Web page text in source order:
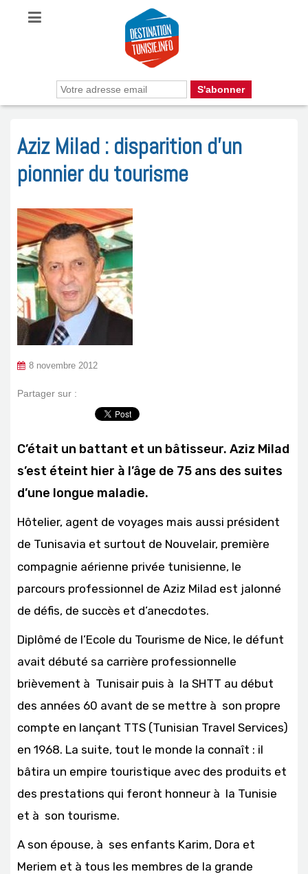
Aziz Milad : disparition d’un
pionnier du tourisme
8 novembre 2012
Partager sur :
C’était un battant et un bâtisseur. Aziz Milad
s’est éteint hier à l’âge de 75 ans des suites
d’une longue maladie.
Hôtelier, agent de voyages mais aussi président
de Tunisavia et surtout de Nouvelair, première
compagnie aérienne privée tunisienne, le
parcours professionnel de Aziz Milad est jalonné
de défis, de succès et d’anecdotes.
Diplômé de l’Ecole du Tourisme de Nice, le défunt
avait débuté sa carrière professionnelle
brièvement à Tunisair puis à la SHTT au début
des années 60 avant de se mettre à son propre
compte en lançant TTS (Tunisian Travel Services)
en 1968. La suite, tout le monde la connaît : il
bâtira un empire touristique avec des produits et
des prestations qui feront honneur à la Tunisie
et à son tourisme.
A son épouse, à ses enfants Karim, Dora et
Meriem et à tous les membres de la grande